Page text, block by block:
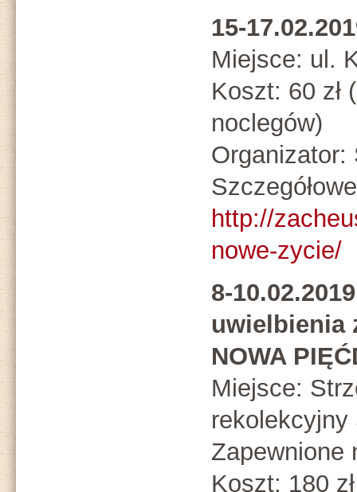
15-
Miejsce: ul.
Koszt: 60 zł
noclegów)
Organizator:
http://
nowe-zycie/
8-
uwielbienia
NOWA
Miejsce:
Zapewnione
Koszt: 180 zł